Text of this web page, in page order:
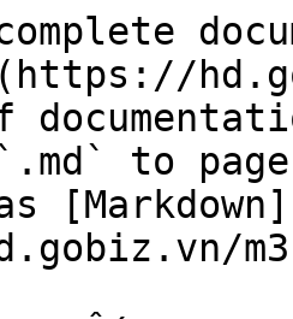
to
[Markdown]